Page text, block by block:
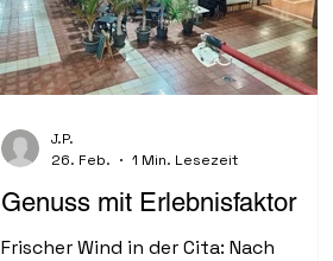
Genuss mit Erlebnisfaktor
Frischer Wind in der Cita: Nach
J.P.
26. Feb.
1 Min. Lesezeit